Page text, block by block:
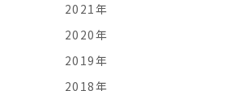
2021年
2020年
2019年
2018年